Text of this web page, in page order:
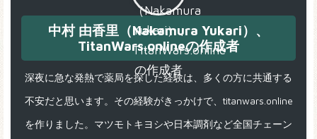
中村 由香里（Nakamura Yukari）、
TitanWars.onlineの作成者
深夜に急な発熱で薬局を探した経験は、多くの方に共通する
不安だと思います。その経験がきっかけで、titanwars.online
を作りました。マツモトキヨシや日本調剤など全国チェーン